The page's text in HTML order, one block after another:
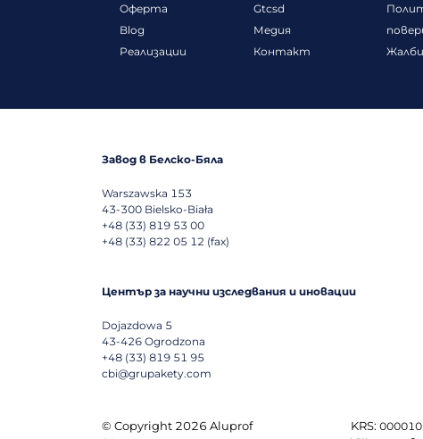
Оферта
Blog
Реализации
Gtcsd
Медия
Контакт
Жалби
Завод в Белско-Бяла
Warszawska 153
43-300 Bielsko-Biała
+48 (33) 819 53 00
+48 (33) 822 05 12 (fax)
Център за научни изследвания и иновации
Dojazdowa 5
43-426 Ogrodzona
+48 (33) 819 51 95
cbi@grupakety.com
© Copyright 2026 Aluprof
KRS: